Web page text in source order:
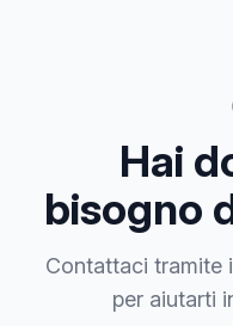
Hai
bisogno
Contattaci tramite
per aiutarti